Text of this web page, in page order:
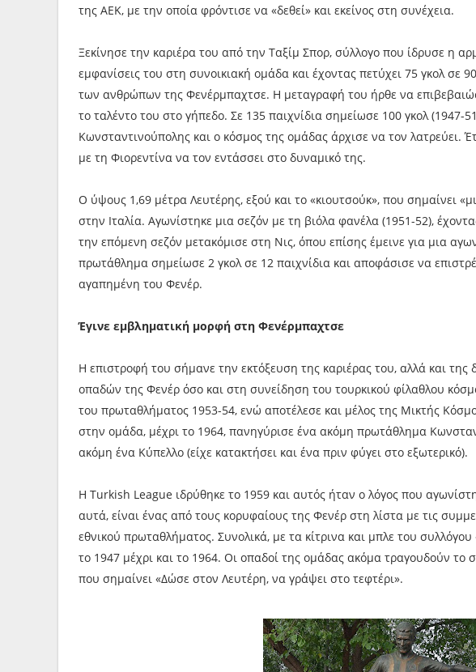
της ΑΕΚ, με την οποία φρόντισε να «δεθεί» και εκείνος στη συνέχεια.
Ξεκίνησε την καριέρα του από την Ταξίμ Σπορ, σύλλογο που ίδρυσε η
εμφανίσεις του στη συνοικιακή ομάδα και έχοντας πετύχει 75 γκολ σε
των ανθρώπων της Φενέρμπαχτσε. Η μεταγραφή του ήρθε να
το ταλέντο του στο γήπεδο. Σε 135 παιχνίδια σημείωσε 100 γκολ (1947-
Κωνσταντινούπολης και ο κόσμος της ομάδας άρχισε να τον λατρεύει.
με τη Φιορεντίνα να τον εντάσσει στο δυναμικό της.
Ο ύψους 1,69 μέτρα Λευτέρης, εξού και το «κιουτσούκ», που σημαίνει
στην Ιταλία. Αγωνίστηκε μια σεζόν με τη βιόλα φανέλα (1951-52),
την επόμενη σεζόν μετακόμισε στη Νις, όπου επίσης έμεινε για μια
πρωτάθλημα σημείωσε 2 γκολ σε 12 παιχνίδια και αποφάσισε να
αγαπημένη του Φενέρ.
Έγινε εμβληματική μορφή στη Φενέρμπαχτσε
Η επιστροφή του σήμανε την εκτόξευση της καριέρας του, αλλά και της
οπαδών της Φενέρ όσο και στη συνείδηση του τουρκικού φίλαθλου
του πρωταθλήματος 1953-54, ενώ αποτέλεσε και μέλος της Μικτής
στην ομάδα, μέχρι το 1964, πανηγύρισε ένα ακόμη πρωτάθλημα
ακόμη ένα Κύπελλο (είχε κατακτήσει και ένα πριν φύγει στο εξωτερικό).
Η Turkish League ιδρύθηκε το 1959 και αυτός ήταν ο λόγος που
αυτά, είναι ένας από τους κορυφαίους της Φενέρ στη λίστα με τις
εθνικού πρωταθλήματος. Συνολικά, με τα κίτρινα και μπλε του
το 1947 μέχρι και το 1964. Οι οπαδοί της ομάδας ακόμα τραγουδούν
που σημαίνει «Δώσε στον Λευτέρη, να γράψει στο τεφτέρι».